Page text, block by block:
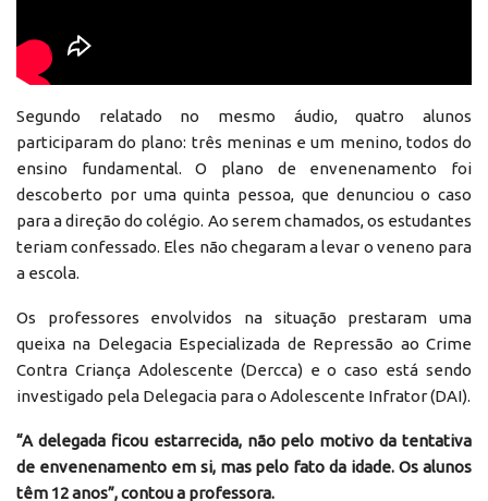
Segundo relatado no mesmo áudio, quatro alunos
participaram do plano: três meninas e um menino, todos do
ensino fundamental. O plano de envenenamento foi
descoberto por uma quinta pessoa, que denunciou o caso
para a direção do colégio. Ao serem chamados, os estudantes
teriam confessado. Eles não chegaram a levar o veneno para
a escola.
Os professores envolvidos na situação prestaram uma
queixa na Delegacia Especializada de Repressão ao Crime
Contra Criança Adolescente (Dercca) e o caso está sendo
investigado pela Delegacia para o Adolescente Infrator (DAI).
“A delegada ficou estarrecida, não pelo motivo da tentativa
de envenenamento em si, mas pelo fato da idade. Os alunos
têm 12 anos”, contou a professora.